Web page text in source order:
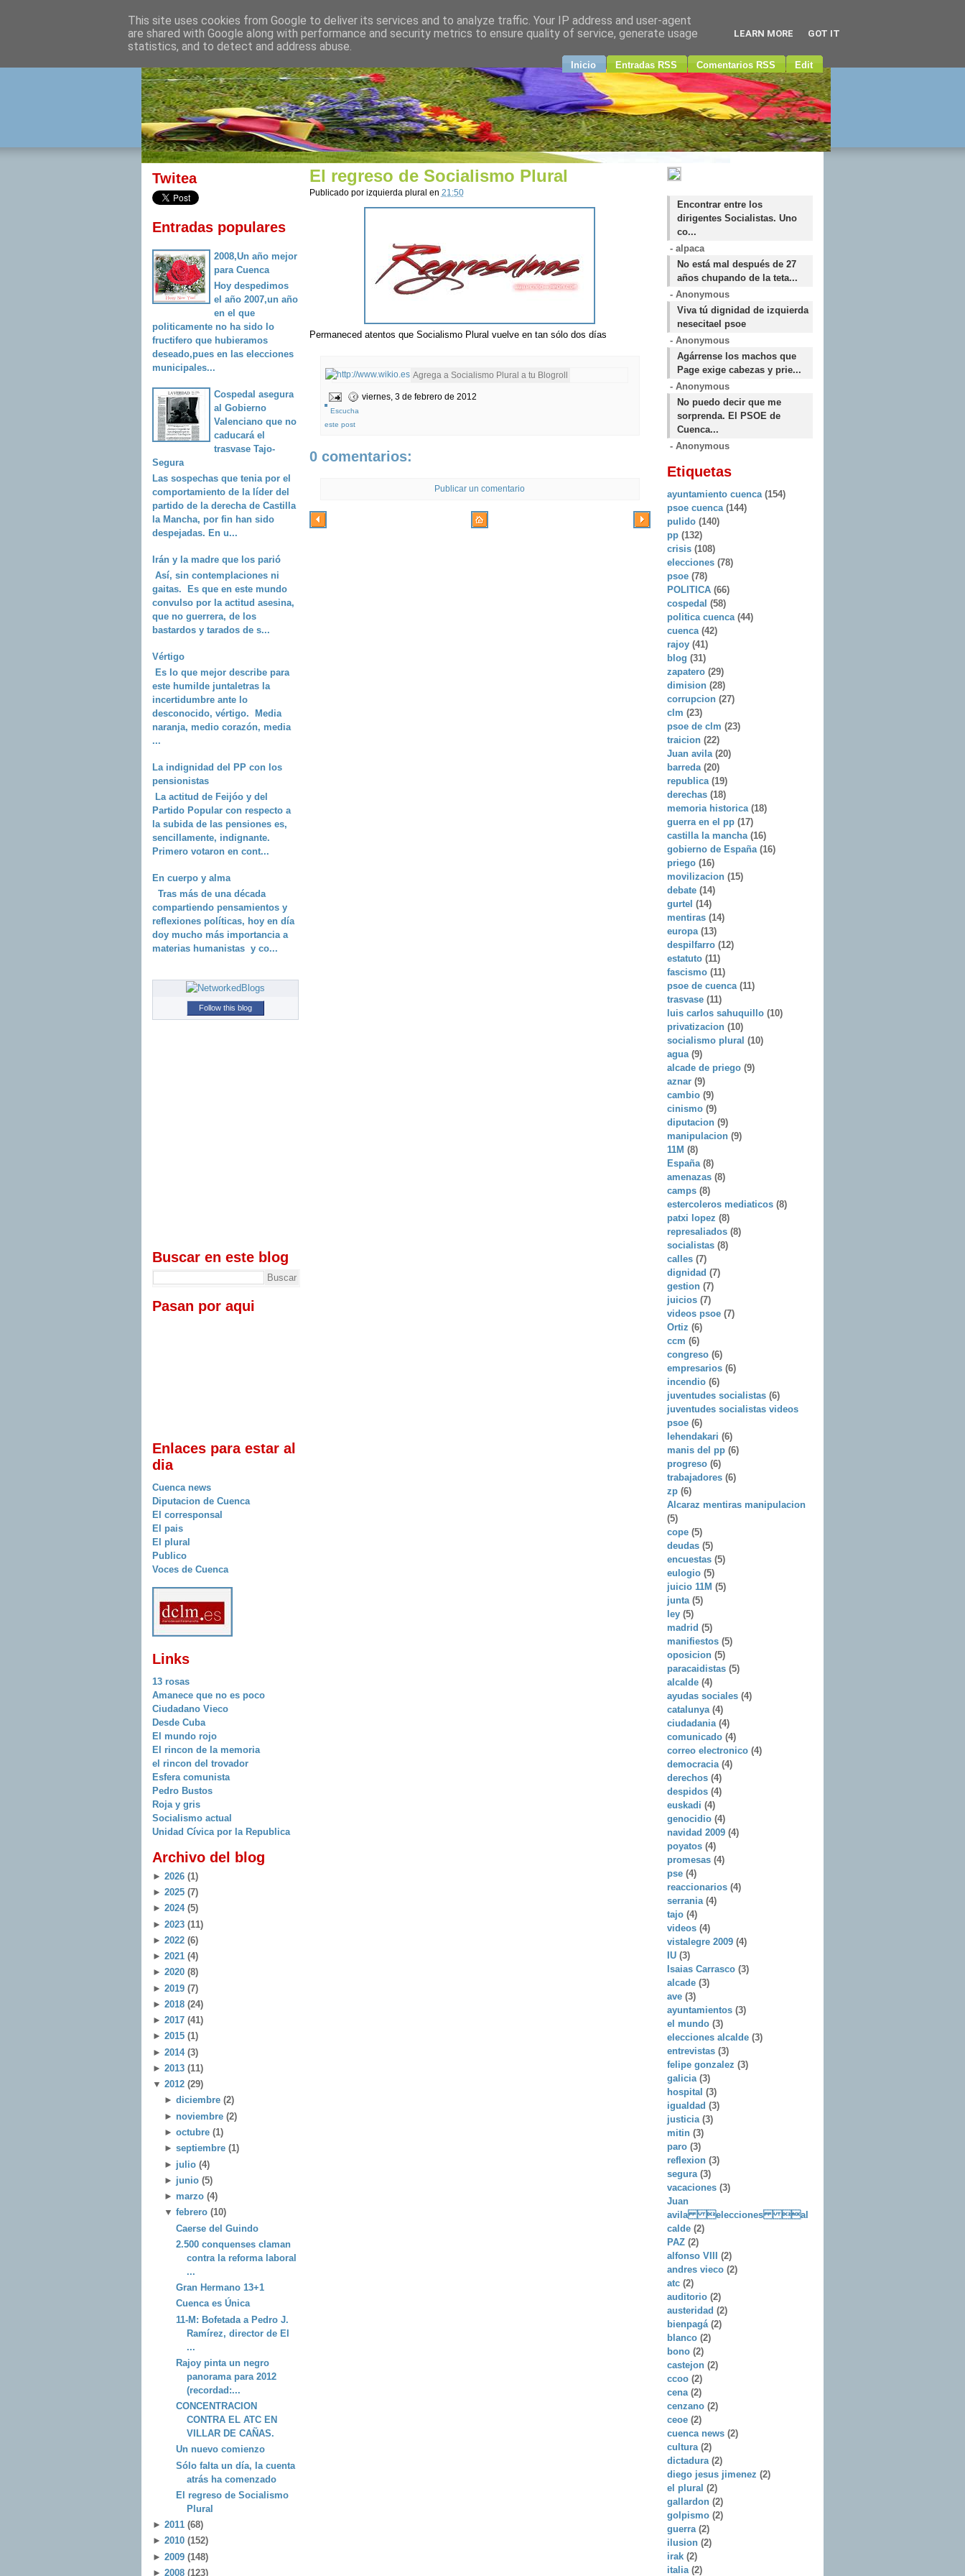
izquierda plural
Inicio Entradas RSS Comentarios RSS Edit
Twitea
Entradas populares
2008,Un año mejor
para Cuenca
Hoy despedimos
el año 2007,un año
en el que
politicamente no ha sido lo
fructifero que hubieramos
deseado,pues en las elecciones
municipales...
Cospedal asegura
al Gobierno
Valenciano que no
caducará el
trasvase Tajo-
Segura
Las sospechas que tenia por el
comportamiento de la líder del
partido de la derecha de Castilla
la Mancha, por fin han sido
despejadas. En u...
Irán y la madre que los parió
Así, sin contemplaciones ni
gaitas. Es que en este mundo
convulso por la actitud asesina,
que no guerrera, de los
bastardos y tarados de s...
Vértigo
Es lo que mejor describe para
este humilde juntaletras la
incertidumbre ante lo
desconocido, vértigo. Media
naranja, medio corazón, media
...
La indignidad del PP con los
pensionistas
La actitud de Feijóo y del
Partido Popular con respecto a
la subida de las pensiones es,
sencillamente, indignante.
Primero votaron en cont...
En cuerpo y alma
Tras más de una década
compartiendo pensamientos y
reflexiones políticas, hoy en día
doy mucho más importancia a
materias humanistas y co...
Follow this blog
Buscar en este blog
Pasan por aqui
Enlaces para estar al
dia
Cuenca news
Diputacion de Cuenca
El corresponsal
El pais
El plural
Publico
Voces de Cuenca
Links
13 rosas
Amanece que no es poco
Ciudadano Vieco
Desde Cuba
El mundo rojo
El rincon de la memoria
el rincon del trovador
Esfera comunista
Pedro Bustos
Roja y gris
Socialismo actual
Unidad Cívica por la Republica
Archivo del blog
► 2026 (1)
► 2025 (7)
► 2024 (5)
► 2023 (11)
► 2022 (6)
► 2021 (4)
► 2020 (8)
► 2019 (7)
► 2018 (24)
► 2017 (41)
► 2015 (1)
► 2014 (3)
► 2013 (11)
▼ 2012 (29)
► diciembre (2)
► noviembre (2)
► octubre (1)
► septiembre (1)
► julio (4)
► junio (5)
► marzo (4)
▼ febrero (10)
Caerse del Guindo
2.500 conquenses claman
contra la reforma laboral
...
Gran Hermano 13+1
Cuenca es Única
11-M: Bofetada a Pedro J.
Ramírez, director de El
...
Rajoy pinta un negro
panorama para 2012
(recordad:...
CONCENTRACION
CONTRA EL ATC EN
VILLAR DE CAÑAS.
Un nuevo comienzo
Sólo falta un día, la cuenta
atrás ha comenzado
El regreso de Socialismo
Plural
► 2011 (68)
► 2010 (152)
► 2009 (148)
► 2008 (123)
El regreso de Socialismo Plural
Publicado por izquierda plural en 21:50
Permaneced atentos que Socialismo Plural vuelve en tan sólo dos días
viernes, 3 de febrero de 2012
Escucha
este post
0 comentarios:
Publicar un comentario
Encontrar entre los
dirigentes Socialistas. Uno
co...
- alpaca
No está mal después de 27
años chupando de la teta...
- Anonymous
Viva tú dignidad de izquierda
nesecitael psoe
- Anonymous
Agárrense los machos que
Page exige cabezas y prie...
- Anonymous
No puedo decir que me
sorprenda. El PSOE de
Cuenca...
- Anonymous
Etiquetas
ayuntamiento cuenca (154)
psoe cuenca (144)
pulido (140)
pp (132)
crisis (108)
elecciones (78)
psoe (78)
POLITICA (66)
cospedal (58)
politica cuenca (44)
cuenca (42)
rajoy (41)
blog (31)
zapatero (29)
dimision (28)
corrupcion (27)
clm (23)
psoe de clm (23)
traicion (22)
Juan avila (20)
barreda (20)
republica (19)
derechas (18)
memoria historica (18)
guerra en el pp (17)
castilla la mancha (16)
gobierno de España (16)
priego (16)
movilizacion (15)
debate (14)
gurtel (14)
mentiras (14)
europa (13)
despilfarro (12)
estatuto (11)
fascismo (11)
psoe de cuenca (11)
trasvase (11)
luis carlos sahuquillo (10)
privatizacion (10)
socialismo plural (10)
agua (9)
alcade de priego (9)
aznar (9)
cambio (9)
cinismo (9)
diputacion (9)
manipulacion (9)
11M (8)
España (8)
amenazas (8)
camps (8)
estercoleros mediaticos (8)
patxi lopez (8)
represaliados (8)
socialistas (8)
calles (7)
dignidad (7)
gestion (7)
juicios (7)
videos psoe (7)
Ortiz (6)
ccm (6)
congreso (6)
empresarios (6)
incendio (6)
juventudes socialistas (6)
juventudes socialistas videos
psoe (6)
lehendakari (6)
manis del pp (6)
progreso (6)
trabajadores (6)
zp (6)
Alcaraz mentiras manipulacion
(5)
cope (5)
deudas (5)
encuestas (5)
eulogio (5)
juicio 11M (5)
junta (5)
ley (5)
madrid (5)
manifiestos (5)
oposicion (5)
paracaidistas (5)
alcalde (4)
ayudas sociales (4)
catalunya (4)
ciudadania (4)
comunicado (4)
correo electronico (4)
democracia (4)
derechos (4)
despidos (4)
euskadi (4)
genocidio (4)
navidad 2009 (4)
poyatos (4)
promesas (4)
pse (4)
reaccionarios (4)
serrania (4)
tajo (4)
videos (4)
vistalegre 2009 (4)
IU (3)
Isaias Carrasco (3)
alcade (3)
ave (3)
ayuntamientos (3)
el mundo (3)
elecciones alcalde (3)
entrevistas (3)
felipe gonzalez (3)
galicia (3)
hospital (3)
igualdad (3)
justicia (3)
mitin (3)
paro (3)
reflexion (3)
segura (3)
vacaciones (3)
Juan
avila elecciones al
calde (2)
PAZ (2)
alfonso VIII (2)
andres vieco (2)
atc (2)
auditorio (2)
austeridad (2)
bienpagá (2)
blanco (2)
bono (2)
castejon (2)
ccoo (2)
cena (2)
cenzano (2)
ceoe (2)
cuenca news (2)
cultura (2)
dictadura (2)
diego jesus jimenez (2)
el plural (2)
gallardon (2)
golpismo (2)
guerra (2)
ilusion (2)
irak (2)
italia (2)
This site uses cookies from Google to deliver its services and to analyze traffic. Your IP address and user-agent
are shared with Google along with performance and security metrics to ensure quality of service, generate usage
statistics, and to detect and address abuse.
LEARN MORE GOT IT